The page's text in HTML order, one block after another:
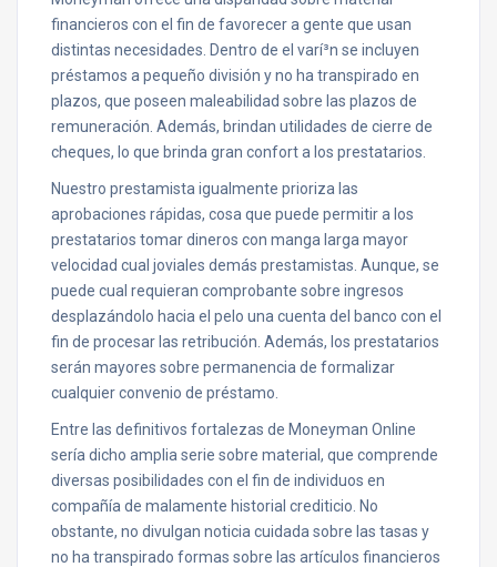
financieros con el fin de favorecer a gente que usan
distintas necesidades. Dentro de el varí³n se incluyen
préstamos a pequeño división y no ha transpirado en
plazos, que poseen maleabilidad sobre las plazos de
remuneración. Además, brindan utilidades de cierre de
cheques, lo que brinda gran confort a los prestatarios.
Nuestro prestamista igualmente prioriza las
aprobaciones rápidas, cosa que puede permitir a los
prestatarios tomar dineros con manga larga mayor
velocidad cual joviales demás prestamistas. Aunque, se
puede cual requieran comprobante sobre ingresos
desplazándolo hacia el pelo una cuenta del banco con el
fin de procesar las retribución. Además, los prestatarios
serán mayores sobre permanencia de formalizar
cualquier convenio de préstamo.
Entre las definitivos fortalezas de Moneyman Online
serí­a dicho amplia serie sobre material, que comprende
diversas posibilidades con el fin de individuos en
compañía de malamente historial crediticio. No
obstante, no divulgan noticia cuidada sobre las tasas y
no ha transpirado formas sobre las artículos financieros